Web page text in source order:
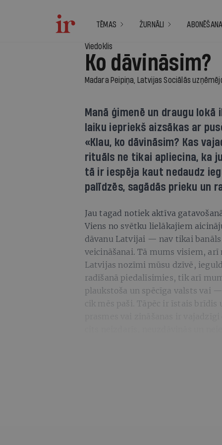
TĒMAS ŽURNĀLI ABONĒŠANA
Viedoklis
Ko dāvināsim?
Manā ģimenē un draugu
laiku iepriekš aizsākas ar
«Klau, ko dāvināsim? Kas
rituāls ne tikai apliecina, ka
tā ir iespēja kaut nedaudz
palīdzēs, sagādās prieku un
Jau tagad notiek aktīva
Viens no svētku lielākajiem
dāvanu Latvijai — nav tikai
veicināšanai. Tā mums visiem,
Latvijas nozīmi mūsu dzīvē,
radīšanā piedalīsimies, tik arī
plaukstoša un spēcīga valsts vai
cik mēs paši. Tāpēc ir īstais